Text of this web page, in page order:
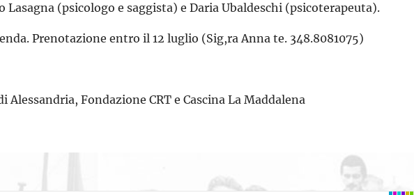
(psicologo e saggista) e Daria Ubaldeschi (psicoterapeuta).
Prenotazione entro il 12 luglio (Sig,ra Anna te. 348.8081075)
Fondazione CRT e Cascina La Maddalena